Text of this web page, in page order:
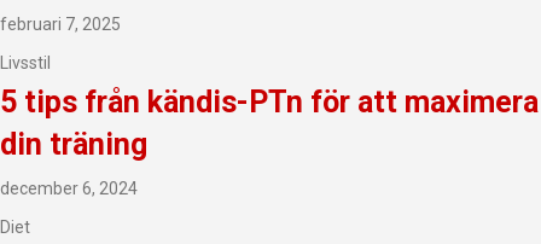
februari 7, 2025
Livsstil
5 tips från kändis-PTn för att maximera
din träning
december 6, 2024
Diet